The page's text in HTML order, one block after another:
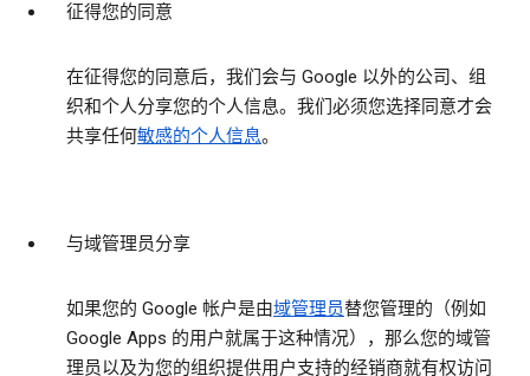
征得您的同意
在征得您的同意后，我们会与 Google 以外的公司、组
织和个人分享您的个人信息。我们必须您选择同意才会
共享任何敏感的个人信息。
与域管理员分享
如果您的 Google 帐户是由域管理员替您管理的（例如
Google Apps 的用户就属于这种情况），那么您的域管
理员以及为您的组织提供用户支持的经销商就有权访问